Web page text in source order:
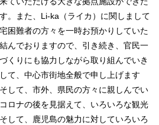
。また、Li-ka（ライカ）に関しまして
困難者の方々を一時お預かりしていた
んでおりますので、引き続き、官民一
くりにも協力しながら取り組んでいき
て、中心市街地全般で申し上げます
して、市外、県民の方々に親しんでい
ロナの後を見据えて、いろいろな観光
して、鹿児島の魅力に対していろいろ